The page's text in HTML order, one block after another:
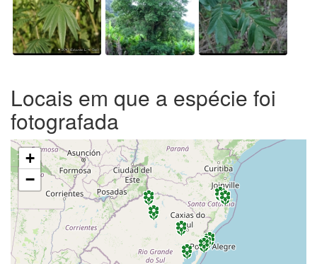
Locais em que a espécie foi
fotografada
+
−